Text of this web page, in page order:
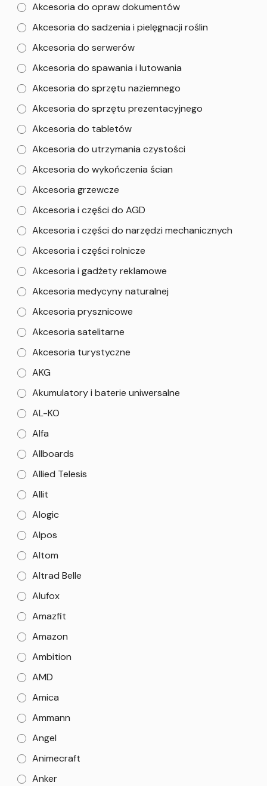
Akcesoria do opraw dokumentów
Akcesoria do sadzenia i pielęgnacji roślin
Akcesoria do serwerów
Akcesoria do spawania i lutowania
Akcesoria do sprzętu naziemnego
Akcesoria do sprzętu prezentacyjnego
Akcesoria do tabletów
Akcesoria do utrzymania czystości
Akcesoria do wykończenia ścian
Akcesoria grzewcze
Akcesoria i części do AGD
Akcesoria i części do narzędzi mechanicznych
Akcesoria i części rolnicze
Akcesoria i gadżety reklamowe
Akcesoria medycyny naturalnej
Akcesoria prysznicowe
Akcesoria satelitarne
Akcesoria turystyczne
AKG
Akumulatory i baterie uniwersalne
AL-KO
Alfa
Allboards
Allied Telesis
Allit
Alogic
Alpos
Altom
Altrad Belle
Alufox
Amazfit
Amazon
Ambition
AMD
Amica
Ammann
Angel
Animecraft
Anker